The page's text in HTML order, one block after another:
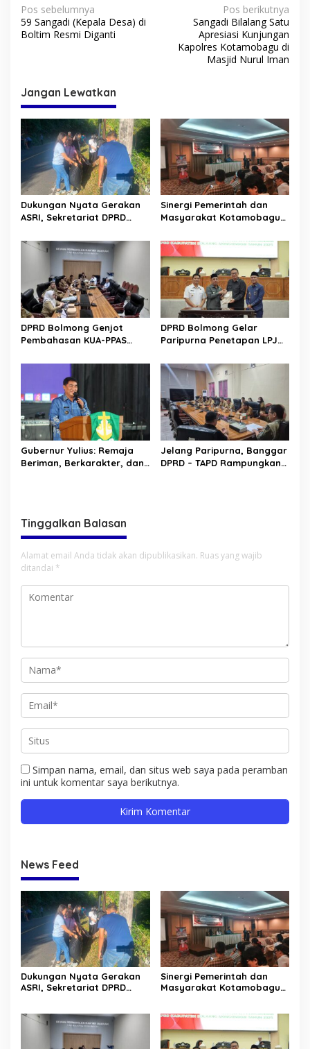
N
a
g
a
s
i
p
o
s
Pos sebelumnya
59 Sangadi (Kepala Desa) di
Boltim Resmi Diganti
Pos berikutnya
Sangadi Bilalang Satu
Apresiasi Kunjungan
Kapolres Kotamobagu di
Masjid Nurul Iman
Jangan Lewatkan
Dukungan Nyata Gerakan
ASRI, Sekretariat DPRD
Jalan Manado – Tomohon
Sinergi Pemerintah dan
Masyarakat Kotamobagu
Golda Pinontoan
DPRD Bolmong Genjot
Pembahasan KUA-PPAS
DPRD Bolmong Gelar
Paripurna Penetapan LPJ
Gubernur Yulius: Remaja
Beriman, Berkarakter, dan
Jelang Paripurna, Banggar
DPRD – TAPD Rampungkan
Tinggalkan Balasan
Alamat email Anda tidak akan dipublikasikan. Ruas yang wajib
ditandai *
Simpan nama, email, dan situs web saya pada peramban
ini untuk komentar saya berikutnya.
News Feed
Dukungan Nyata Gerakan
ASRI, Sekretariat DPRD
Sinergi Pemerintah dan
Masyarakat Kotamobagu